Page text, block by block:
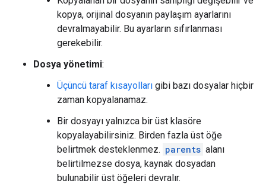
kopya, orijinal dosyanın paylaşım ayarlarını
devralmayabilir. Bu ayarların sıfırlanması
gerekebilir.
Dosya yönetimi:
Üçüncü taraf kısayolları gibi bazı dosyalar hiçbir
zaman kopyalanamaz.
Bir dosyayı yalnızca bir üst klasöre
kopyalayabilirsiniz. Birden fazla üst öğe
belirtmek desteklenmez. parents alanı
belirtilmezse dosya, kaynak dosyadan
bulunabilir üst öğeleri devralır.